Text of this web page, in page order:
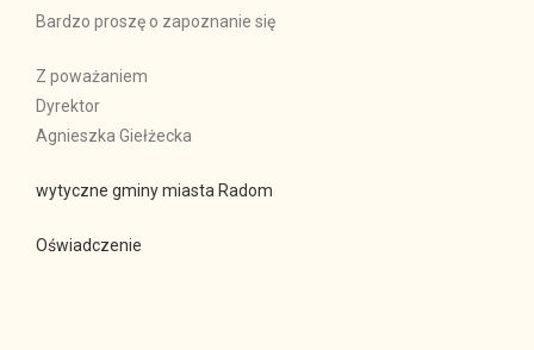
Bardzo proszę o zapoznanie się
Z poważaniem
Dyrektor
Agnieszka Giełżecka
wytyczne gminy miasta Radom
Oświadczenie